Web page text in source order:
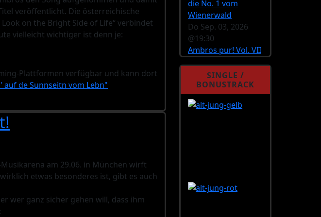
veröffentlicht. Die österreichische
on the Bright Side of Life“ verbindet
vielleicht wichtiger ist denn je:
Plattformen verfügbar und kann dort
auf de Sunnseitn vom Lebn"
am 29.06. in München wirft
etwas besonderes ist, gibt es auch
wer ganz sicher gehen will, dass ihm
die No. 1 vom
Wienerwald
Do Sep. 03, 2026
@19:30
Ambros pur! Vol. VII
SINGLE /
BONUSTRACK